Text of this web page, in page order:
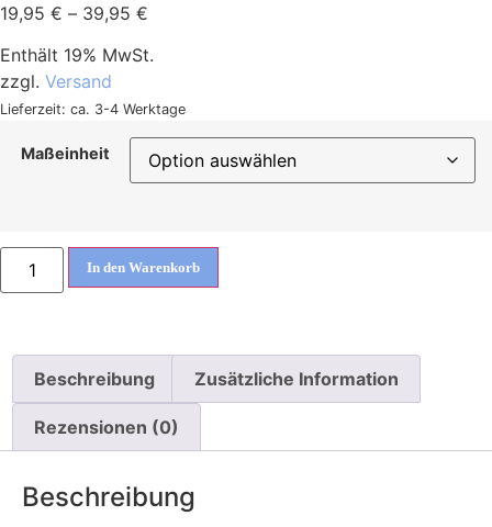
19,95 € – 39,95 €
Enthält 19% MwSt.
zzgl. Versand
Lieferzeit: ca. 3-4 Werktage
Maßeinheit
In den Warenkorb
Beschreibung Zusätzliche Information
Rezensionen (0)
Beschreibung